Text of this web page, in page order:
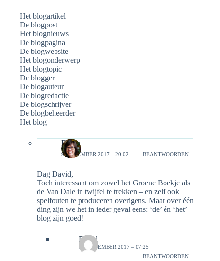
Het blogartikel
De blogpost
Het blognieuws
De blogpagina
De blogwebsite
Het blogonderwerp
Het blogtopic
De blogger
De blogauteur
De blogredactie
De blogschrijver
De blogbeheerder
Het blog
Emily
9 NOVEMBER 2017 – 20:02 BEANTWOORDEN
Dag David,
Toch interessant om zowel het Groene Boekje als
de Van Dale in twijfel te trekken – en zelf ook
spelfouten te produceren overigens. Maar over één
ding zijn we het in ieder geval eens: ‘de’ én ‘het’
blog zijn goed!
David
12 NOVEMBER 2017 – 07:25
BEANTWOORDEN